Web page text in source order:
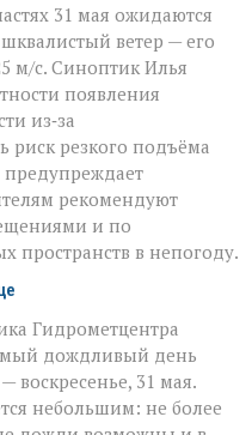
31 мая ожидаются
ветер — его
м/с. Синоптик Илья
появления
из‑за
резкого подъёма
рекомендуют
и по
пространств в непогоду.
Гидрометцентра
дождливый день
воскресенье, 31 мая.
небольшим: не более